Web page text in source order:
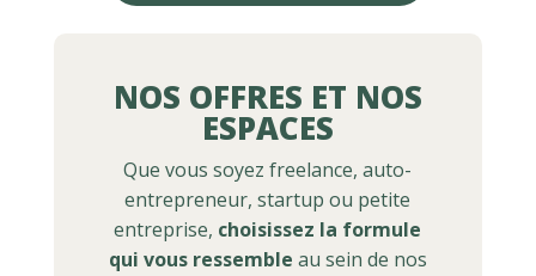
NOS OFFRES ET NOS
ESPACES
Que vous soyez freelance, auto-
entrepreneur, startup ou petite
entreprise, choisissez la formule
qui vous ressemble au sein de nos